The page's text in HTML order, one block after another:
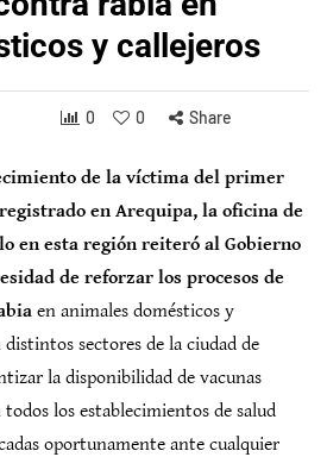
y callejeros
0 0 Share
de la víctima del primer
en Arequipa, la oficina de
en esta región reiteró al Gobierno
de reforzar los procesos de
en animales domésticos y
sectores de la ciudad de
la disponibilidad de vacunas
los establecimientos de salud
oportunamente ante cualquier